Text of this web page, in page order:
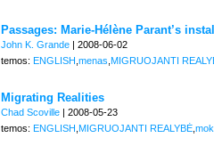
Passages: Marie-Hélène Parant’s
John K. Grande | 2008-06-02
temos: ENGLISH menas MIGRUOJANTI
Migrating Realities
Chad Scoville | 2008-05-23
temos: ENGLISH MIGRUOJANTI REALYBĖ